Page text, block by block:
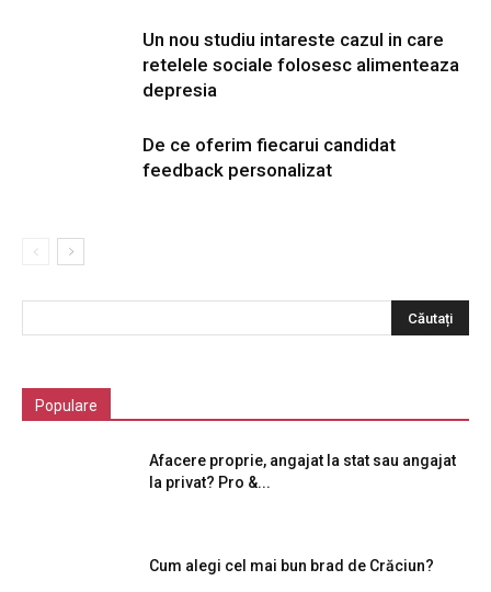
Un nou studiu intareste cazul in care
retelele sociale folosesc alimenteaza
depresia
De ce oferim fiecarui candidat
feedback personalizat
Populare
Afacere proprie, angajat la stat sau angajat
la privat? Pro &...
Cum alegi cel mai bun brad de Crăciun?